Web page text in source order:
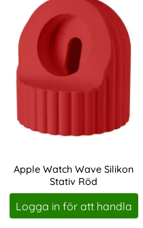
Apple Watch Wave Silikon
Stativ Röd
Art. nr 219553
Logga in för att handla